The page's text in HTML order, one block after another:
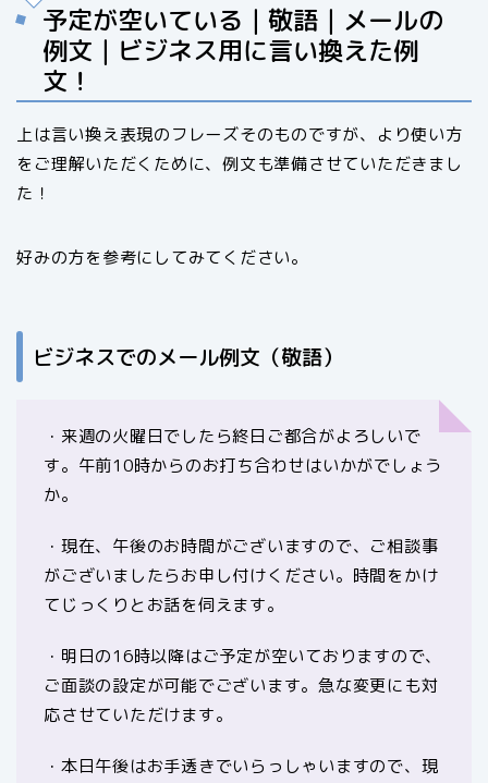
予定が空いている｜敬語｜メールの
例文｜ビジネス用に言い換えた例
文！
上は言い換え表現のフレーズそのものですが、より使い方
をご理解いただくために、例文も準備させていただきまし
た！
好みの方を参考にしてみてください。
ビジネスでのメール例文（敬語）
・来週の火曜日でしたら終日ご都合がよろしいで
す。午前10時からのお打ち合わせはいかがでしょう
か。
・現在、午後のお時間がございますので、ご相談事
がございましたらお申し付けください。時間をかけ
てじっくりとお話を伺えます。
・明日の16時以降はご予定が空いておりますので、
ご面談の設定が可能でございます。急な変更にも対
応させていただけます。
・本日午後はお手透きでいらっしゃいますので、現